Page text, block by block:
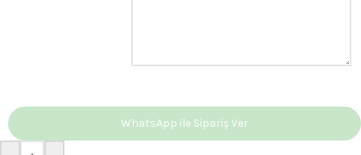
WhatsApp ile Sipariş Ver